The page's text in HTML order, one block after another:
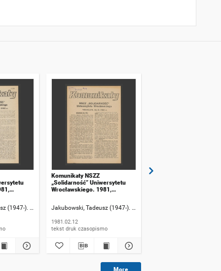
(1947-). Rzecznik informacji
Komunikaty NSZZ
„Solidarność” Uniwersytetu
Wrocławskiego. 1981,
Jakubowski, Tadeusz (1947-). Rzecznik informacji
1981.02.12
tekst druk czasopismo
More